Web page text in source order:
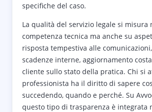
specifiche del caso.
La qualità del servizio legale si misura
competenza tecnica ma anche su
risposta tempestiva alle
scadenze interne, aggiornamento
cliente sullo stato della pratica. Chi si
professionista ha il diritto di sapere
succedendo, quando e perché. Su
questo tipo di trasparenza è integrata